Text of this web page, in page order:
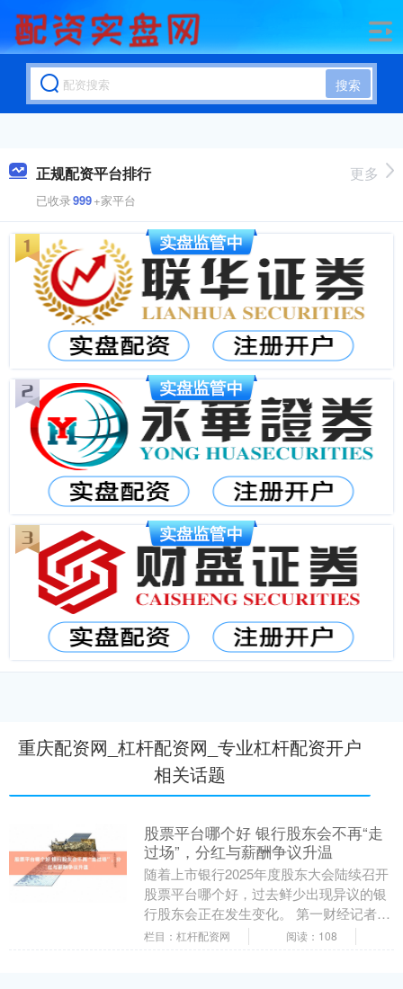
搜索
正规配资平台排行
已收录999+家平台
更多
重庆配资网_杠杆配资网_专业杠杆配资开户
相关话题
股票平台哪个好 银行股东会不再“走
过场”，分红与薪酬争议升温
随着上市银行2025年度股东大会陆续召开
股票平台哪个好，过去鲜少出现异议的银
行股东会正在发生变化。 第一财经记者注
意到，近期，苏农银行、杭州银行、无锡
栏目：杠杆配资网 阅读：108